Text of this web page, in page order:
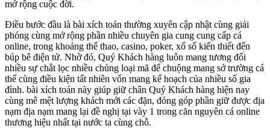
mở rộng cuộc đời.
Điều bước đầu là bài xích toán thường xuyên cập nhật cùng giải
phóng cùng mở rộng phần nhiều chuyên gia cung cung cấp cá
online, trong khoảng thể thao, casino, poker, xổ số kiến thiết đến
búp bê điện tử. Nhờ đó, Quý Khách hàng luôn mang tương đối
nhiều sự chắt lọc nhiều chủng loại mã để chuộng mang sở trường cá
thể cùng điều kiện tất nhiên vốn mang kế hoạch của nhiều số gia
đình. bài xích toán này giúp giữ chân Quý Khách hàng hiện nay
cùng mê mệt lượng khách mới các đặn, đóng góp phần giữ được địa
nạm địa nạm mang lại đề nghị tại vày 1 trong căn nguyên cá online
thương hiệu nhất tại nước ta cùng chỗ.